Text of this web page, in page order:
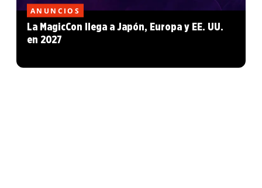
ANUNCIOS
La MagicCon llega a Japón, Europa y EE. UU.
en 2027